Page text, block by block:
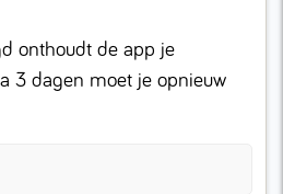
onthoudt de app je
3 dagen moet je opnieuw